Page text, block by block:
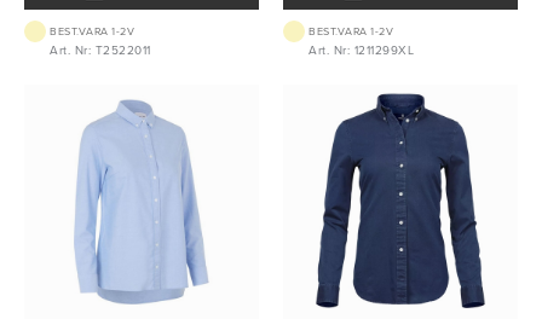
BEST.VARA 1-2V
Art. Nr: T2522011
BEST.VARA 1-2V
Art. Nr: 1211299XL